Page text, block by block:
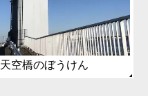
天空橋のぼうけん